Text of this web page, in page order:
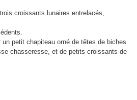
croissants lunaires entrelacés,
petit chapiteau orné de têtes de biches
chasseresse, et de petits croissants de